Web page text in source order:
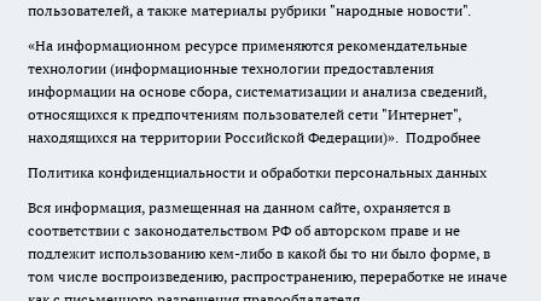
пользователей, а также материалы рубрики "народные новости".
«На информационном ресурсе применяются рекомендательные
технологии (информационные технологии предоставления
информации на основе сбора, систематизации и анализа сведений,
относящихся к предпочтениям пользователей сети "Интернет",
находящихся на территории Российской Федерации)». Подробнее
Политика конфиденциальности и обработки персональных данных
Вся информация, размещенная на данном сайте, охраняется в
соответствии с законодательством РФ об авторском праве и не
подлежит использованию кем-либо в какой бы то ни было форме, в
том числе воспроизведению, распространению, переработке не иначе